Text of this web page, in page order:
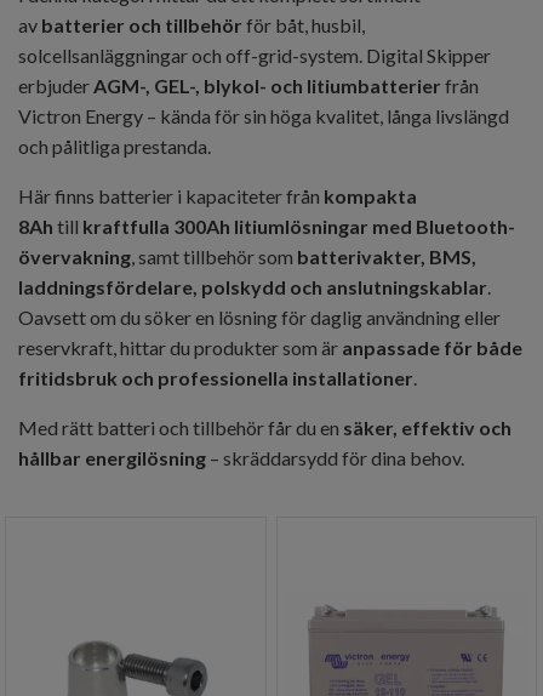
av batterier och tillbehör för båt, husbil,
solcellsanläggningar och off-grid-system. Digital Skipper
erbjuderAGM-, GEL-, blykol- och litiumbatterier från
Victron Energy – kända för sin höga kvalitet, långa livslängd
och pålitliga prestanda.
Här finns batterier i kapaciteter från kompakta
8Ah till kraftfulla 300Ah litiumlösningar med Bluetooth-
övervakning, samt tillbehör som batterivakter, BMS,
laddningsfördelare, polskydd och anslutningskablar.
Oavsett om du söker en lösning för daglig användning eller
reservkraft, hittar du produkter som är anpassade för både
fritidsbruk och professionella installationer.
Med rätt batteri och tillbehör får du en säker, effektiv och
hållbar energilösning – skräddarsydd för dina behov.